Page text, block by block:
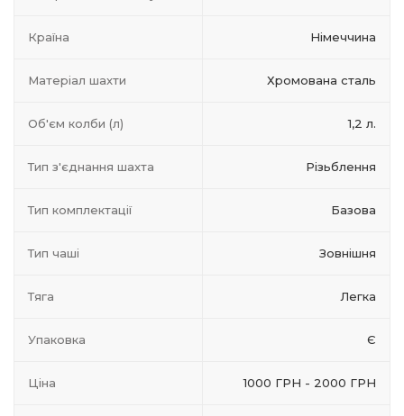
Країна Німеччина
Матеріал шахти Хромована сталь
Об'єм колби (л) 1,2 л.
Тип з'єднання шахта Різьблення
Тип комплектації Базова
Тип чаші Зовнішня
Тяга Легка
Упаковка Є
Ціна 1000 ГРН - 2000 ГРН